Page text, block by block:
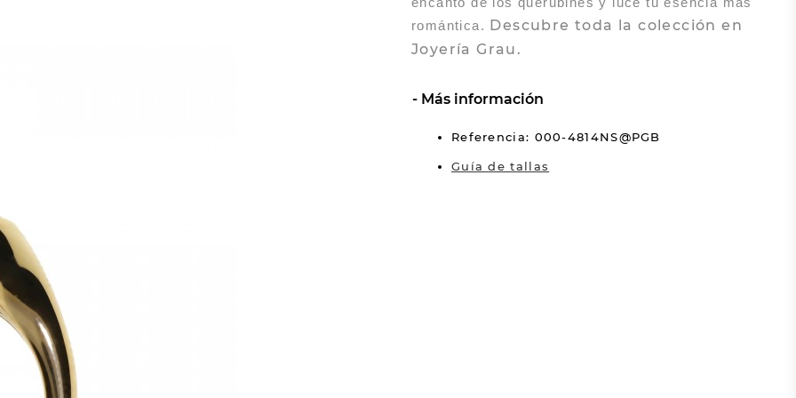
romántica. Descubre toda la colección en
Joyería Grau.
Más información
Referencia: 000-4814NS@PGB
Guía de tallas